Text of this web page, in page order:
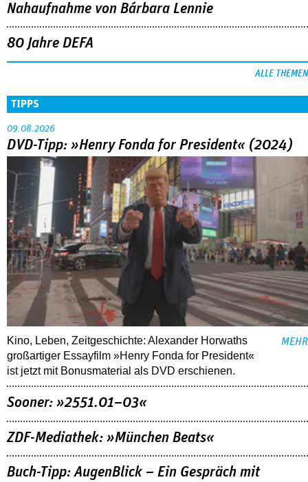
Nahaufnahme von Bárbara Lennie
80 Jahre DEFA
ALLE THEMEN
TIPPS
09.08.2026
DVD-Tipp: »Henry Fonda for President« (2024)
Kino, Leben, Zeitgeschichte: Alexander Horwaths
großartiger Essayfilm »Henry Fonda for President«
ist jetzt mit Bonusmaterial als DVD erschienen.
MEHR
Sooner: »2551.01–03«
ZDF-Mediathek: »München Beats«
Buch-Tipp: AugenBlick – Ein Gespräch mit